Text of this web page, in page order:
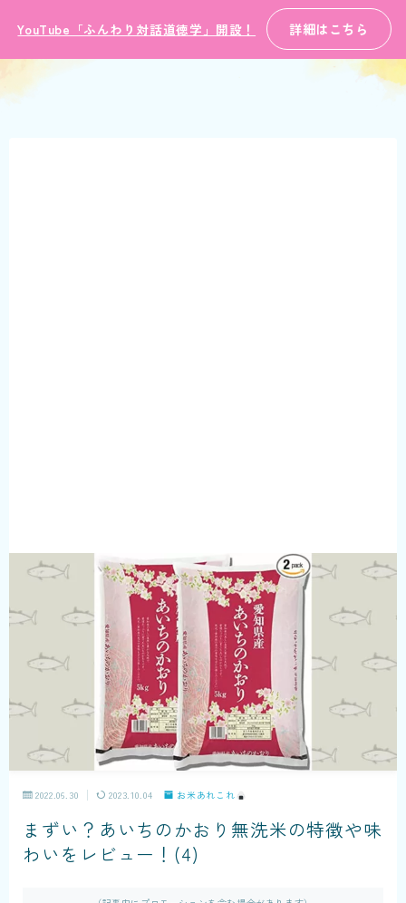
YouTube「ふんわり対話道徳学」開設！ 詳細はこちら
2022.06.30 2023.10.04 お米あれこれ
まずい？あいちのかおり無洗米の特徴や味
わいをレビュー！(4)